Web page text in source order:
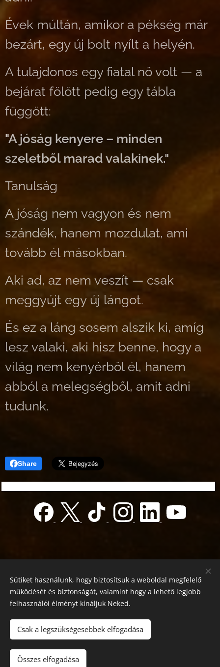
Évek múltán, amikor a pékség már
bezárt, egy új bolt nyílt a helyén.
A tulajdonos egy fiatal nő volt — a
bejárat fölött pedig egy tábla
függött:
"A jóság kenyere – minden
szeletből marad valakinek."
Tanulság
A jóság nem vagyon és nem
szándék, hanem mozdulat, ami
tovább él másokban.
Aki ad, az nem veszít — csak
meggyújt egy új lángot.
És ez a láng sosem alszik ki, amíg
lesz valaki, aki hisz benne, hogy a
világ nem kenyérből él, hanem
abból a melegségből, amit adni
tudunk.
Share
Országos azonosító:
0100/60270/2025/2300092318647
Adószám: 19419028-1-43
Sütiket használunk, hogy biztosítsuk a weboldal megfelelő
működését és biztonságát, valamint hogy a lehető legjobb
felhasználói élményt kínáljuk Neked.
Csak a legszükségesebbek elfogadása
Összes elfogadása